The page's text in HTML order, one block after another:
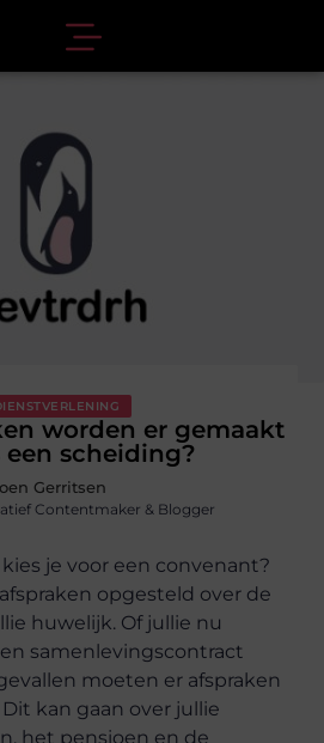
worden er gemaakt
scheiding?
Gerritsen
Contentmaker & Blogger
je voor een convenant?
opgesteld over de
huwelijk. Of jullie nu
samenlevingscontract
moeten er afspraken
kan gaan over jullie
het pensioen en de